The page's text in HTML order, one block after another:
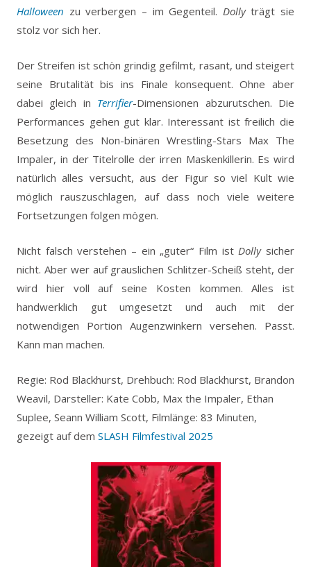
Halloween zu verbergen – im Gegenteil. Dollyträgt sie
stolz vor sich her.
Der Streifen ist schön grindig gefilmt, rasant, und steigert
seine Brutalität bis ins Finale konsequent. Ohne aber
dabei gleich in Terrifier-Dimensionen abzurutschen. Die
Performances gehen gut klar. Interessant ist freilich die
Besetzung des Non-binären Wrestling-Stars Max The
Impaler, in der Titelrolle der irren Maskenkillerin. Es wird
natürlich alles versucht, aus der Figur so viel Kult wie
möglich rauszuschlagen, auf dass noch viele weitere
Fortsetzungen folgen mögen.
Nicht falsch verstehen – ein „guter“ Film ist Dollysicher
nicht. Aber wer auf grauslichen Schlitzer-Scheiß steht, der
wird hier voll auf seine Kosten kommen. Alles ist
handwerklich gut umgesetzt und auch mit der
notwendigen Portion Augenzwinkern versehen. Passt.
Kann man machen.
Regie: Rod Blackhurst, Drehbuch: Rod Blackhurst, Brandon
Weavil, Darsteller: Kate Cobb, Max the Impaler, Ethan
Suplee, Seann William Scott, Filmlänge: 83 Minuten,
gezeigt auf dem SLASH Filmfestival 2025